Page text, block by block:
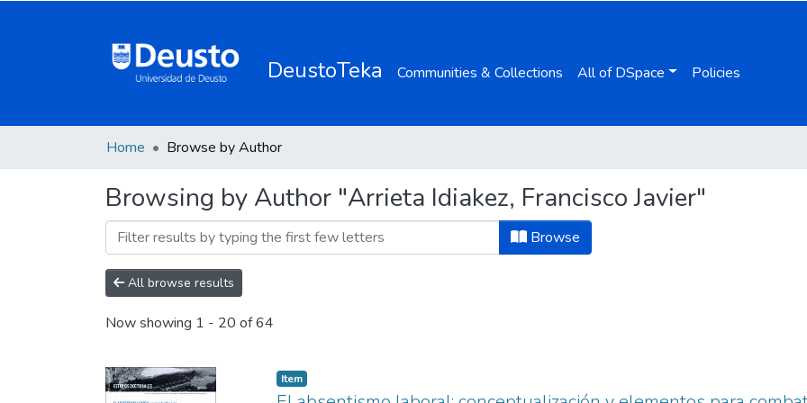
DeustoTeka Communities & Collections All of DSpace Policies
Home Browse by Author
Browsing by Author "Arrieta Idiakez, Francisco Javier"
Browse
All browse results
Now showing 1 - 20 of 64
Item